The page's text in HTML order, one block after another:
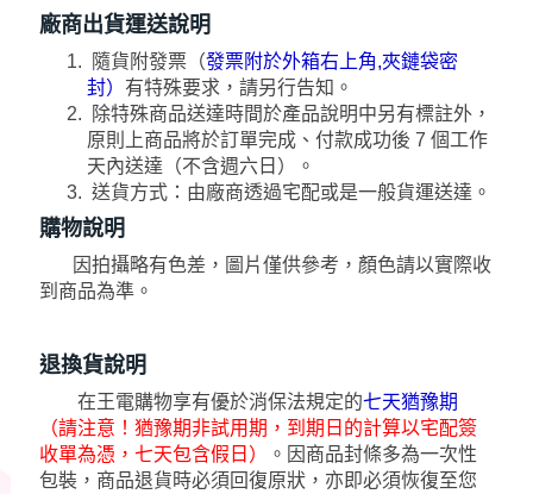
廠商出貨運送說明
隨貨附發票（發票附於外箱右上角,夾鏈袋密
封） 有特殊要求，請另行告知。
除特殊商品送達時間於產品說明中另有標註外，
原則上商品將於訂單完成、付款成功後 7 個工作
天內送達（不含週六日）。
送貨方式：由廠商透過宅配或是一般貨運送達。
購物說明
因拍攝略有色差，圖片僅供參考，顏色請以實際收
到商品為準。
退換貨說明
在王電購物享有優於消保法規定的七天猶豫期
（請注意！猶豫期非試用期，到期日的計算以宅配簽
收單為憑，七天包含假日）
。因商品封條多為一次性
包裝，商品退貨時必須回復原狀，亦即必須恢復至您